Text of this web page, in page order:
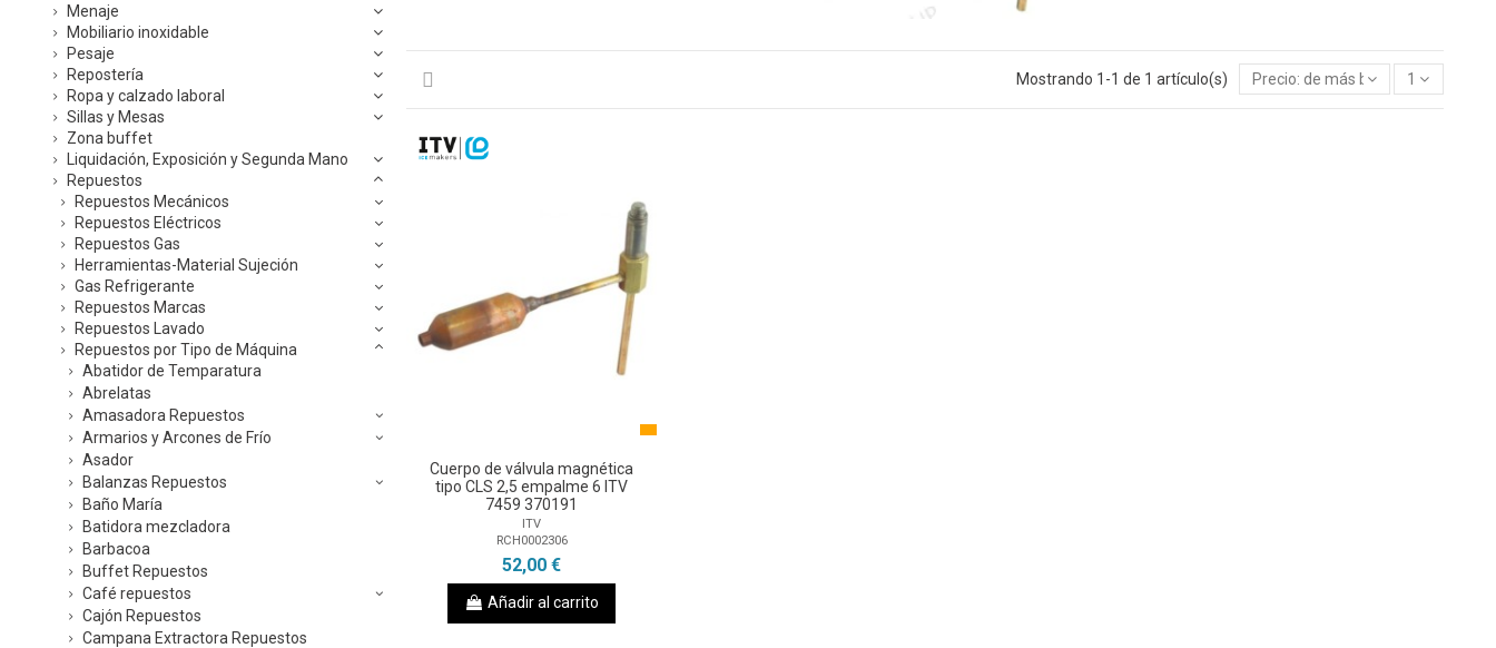
Mostrando 1-1 de 1 artículo(s) Precio: de más bajo a más alto
1
Cuerpo de válvula magnética
tipo CLS 2,5 empalme 6 ITV
7459 370191
ITV
RCH0002306
52,00 €
Añadir al carrito
Menaje
Mobiliario inoxidable
Pesaje
Repostería
Ropa y calzado laboral
Sillas y Mesas
Zona buffet
Liquidación, Exposición y Segunda Mano
Repuestos
Repuestos Mecánicos
Repuestos Eléctricos
Repuestos Gas
Herramientas-Material Sujeción
Gas Refrigerante
Repuestos Marcas
Repuestos Lavado
Repuestos por Tipo de Máquina
Abatidor de Temparatura
Abrelatas
Amasadora Repuestos
Armarios y Arcones de Frío
Asador
Balanzas Repuestos
Baño María
Batidora mezcladora
Barbacoa
Buffet Repuestos
Café repuestos
Cajón Repuestos
Campana Extractora Repuestos